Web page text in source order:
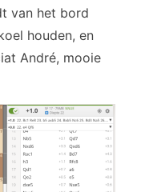
van het bord
houden, en
André, mooie